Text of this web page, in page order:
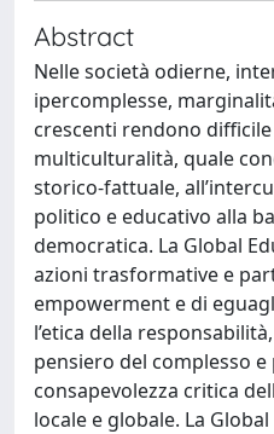
Abstract
Nelle società odierne,
ipercomplesse,
crescenti rendono
multiculturalità, quale
storico-fattuale,
politico e educativo alla
democratica. La Global
azioni trasformative e
empowerment e di
l’etica della
pensiero del complesso
consapevolezza critica
locale e globale. La